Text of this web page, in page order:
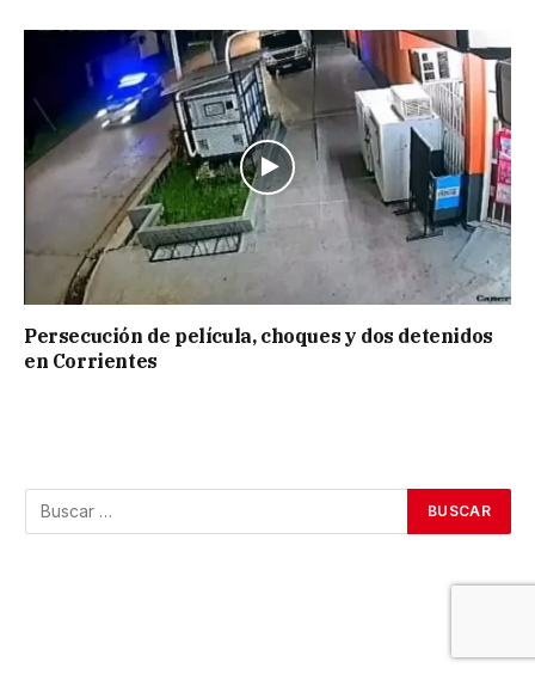
Persecución de película, choques y dos detenidos
en Corrientes